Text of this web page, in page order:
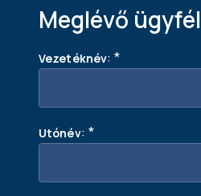
Meglévő ügyfél
Vezetéknév:*
Utónév: *